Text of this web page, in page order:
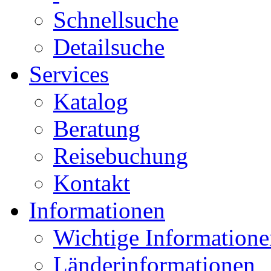
Schnellsuche
Detailsuche
Services
Katalog
Beratung
Reisebuchung
Kontakt
Informationen
Wichtige
Länderinformationen